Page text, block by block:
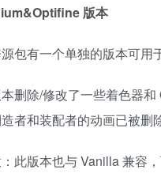
版本
包有一个单独的版本可用
删除/修改了一些着色器
者和装配者的动画已被删除
此版本也与 Vanilla 兼容